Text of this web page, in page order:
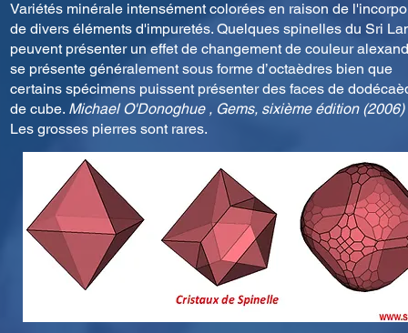
Variétés minérale intensément colorées en raison de
de divers éléments d'impuretés. Quelques spinelles du Sri
peuvent présenter un effet de changement de couleur
se présente généralement sous forme d’octaèdres bien que
certains spécimens puissent présenter des faces de
de cube. Michael O'Donoghue , Gems, sixième édition (2006)
Les grosses pierres sont rares.